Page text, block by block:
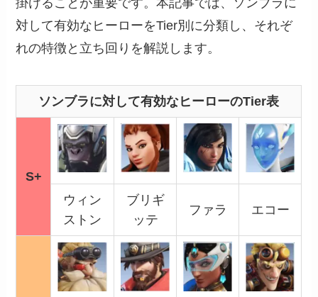
掛けることが重要です。本記事では、ソンブラに
対して有効なヒーローをTier別に分類し、それぞ
れの特徴と立ち回りを解説します。
ソンブラに対して有効なヒーローのTier表
S+
ウィン
ストン
ブリギ
ッテ
ファラ エコー